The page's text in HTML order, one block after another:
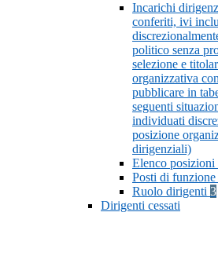
Incarichi
conferiti, ivi
politico senza
selezione e
organizzativa
pubblicare in
seguenti
individuati
posizione
dirigenziali)
Elenco
Posti di
Ruolo dirigenti 3
Dirigenti cessati